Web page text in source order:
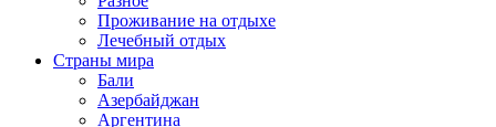
Проживание на отдыхе
Лечебный отдых
Страны мира
Бали
Азербайджан
Аргентина